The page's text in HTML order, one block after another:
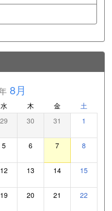
8月
水 木 金 土
29 30 31 1
5 6 7 8
12 13 14 15
19 20 21 22